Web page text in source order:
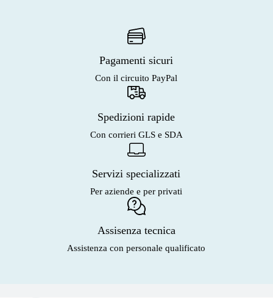
Pagamenti sicuri
Con il circuito PayPal
Spedizioni rapide
Con corrieri GLS e SDA
Servizi specializzati
Per aziende e per privati
Assisenza tecnica
Assistenza con personale qualificato